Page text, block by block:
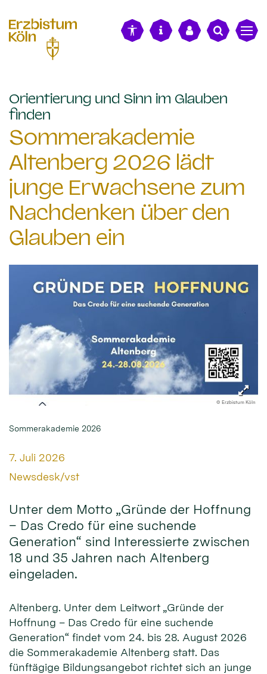
Orientierung und Sinn im Glauben
finden
Sommerakademie
Altenberg 2026 lädt
junge Erwachsene zum
Nachdenken über den
Glauben ein
© Erzbistum Köln
Sommerakademie 2026
Datum:
7. Juli 2026
Von:
Newsdesk/vst
Unter dem Motto „Gründe der Hoffnung
– Das Credo für eine suchende
Generation“ sind Interessierte zwischen
18 und 35 Jahren nach Altenberg
eingeladen.
Altenberg. Unter dem Leitwort „Gründe der
Hoffnung – Das Credo für eine suchende
Generation“ findet vom 24. bis 28. August 2026
die Sommerakademie Altenberg statt. Das
fünftägige Bildungsangebot richtet sich an junge